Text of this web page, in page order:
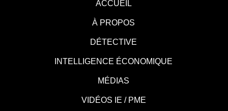
ACCUEIL
À PROPOS
DÉTECTIVE
INTELLIGENCE ÉCONOMIQUE
MÉDIAS
VIDÉOS IE / PME